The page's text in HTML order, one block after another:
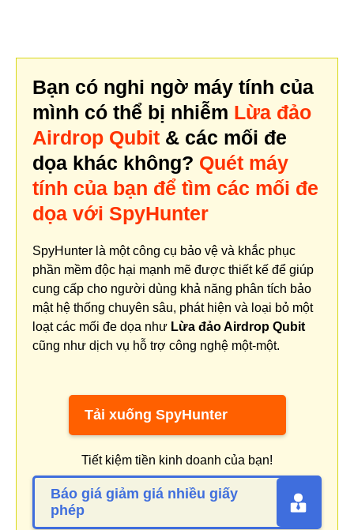
Bạn có nghi ngờ máy tính của
mình có thể bị nhiễm Lừa đảo
Airdrop Qubit & các mối đe
dọa khác không? Quét máy
tính của bạn để tìm các mối đe
dọa với SpyHunter
SpyHunter là một công cụ bảo vệ và khắc phục
phần mềm độc hại mạnh mẽ được thiết kế để giúp
cung cấp cho người dùng khả năng phân tích bảo
mật hệ thống chuyên sâu, phát hiện và loại bỏ một
loạt các mối đe dọa như Lừa đảo Airdrop Qubit
cũng như dịch vụ hỗ trợ công nghệ một-một.
Tải xuống SpyHunter
Tiết kiệm tiền kinh doanh của bạn!
Báo giá giảm giá nhiều giấy
phép